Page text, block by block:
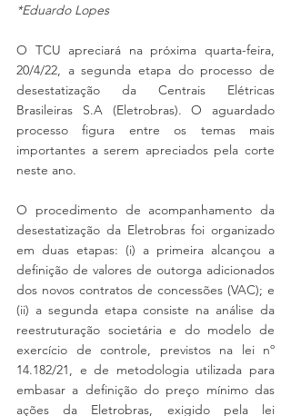
*Eduardo Lopes
O TCU apreciará na próxima quarta-feira,
20/4/22, a segunda etapa do processo de
desestatização da Centrais Elétricas
Brasileiras S.A (Eletrobras). O aguardado
processo figura entre os temas mais
importantes a serem apreciados pela corte
neste ano.
O procedimento de acompanhamento da
desestatização da Eletrobras foi organizado
em duas etapas: (i) a primeira alcançou a
definição de valores de outorga adicionados
dos novos contratos de concessões (VAC); e
(ii) a segunda etapa consiste na análise da
reestruturação societária e do modelo de
exercício de controle, previstos na lei nº
14.182/21, e de metodologia utilizada para
embasar a definição do preço mínimo das
ações da Eletrobras, exigido pela lei